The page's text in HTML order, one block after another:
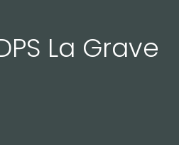
La Grave